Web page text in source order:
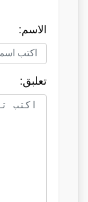
الاسم:
تعلبق: